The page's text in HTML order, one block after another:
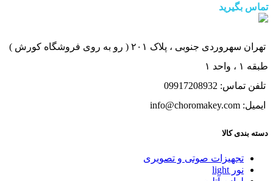
تماس بگیرید
تهران سهروردی جنوبی ، پلاک ۲۰۱ ( رو به روی فروشگاه کورش )
طبقه ۱ ، واحد ۱
تلفن تماس: 09917208932
ایمیل: info@choromakey.com
دسته بندی کالا
تجهیزات صوتی و تصویری
نور light